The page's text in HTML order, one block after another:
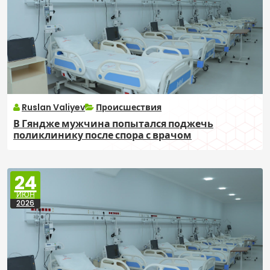
Ruslan Valiyev Происшествия
В Гяндже мужчина попытался поджечь
поликлинику после спора с врачом
24
ИЮН
2026